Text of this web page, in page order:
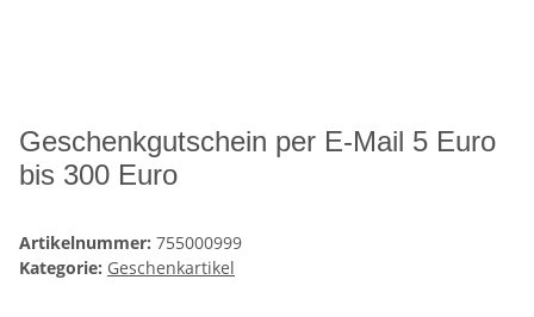
Geschenkgutschein per E-Mail 5 Euro
bis 300 Euro
Artikelnummer: 755000999
Kategorie: Geschenkartikel